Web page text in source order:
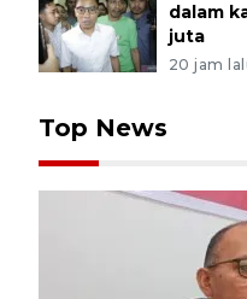
dalam
juta
20 jam
Top News